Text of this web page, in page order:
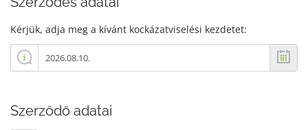
Kérjük, adja meg a kívánt kockázatviselési kezdetet:
Szerződő adatai